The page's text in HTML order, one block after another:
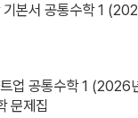
기본서 공통수학 1
업 공통수학 1
문제집